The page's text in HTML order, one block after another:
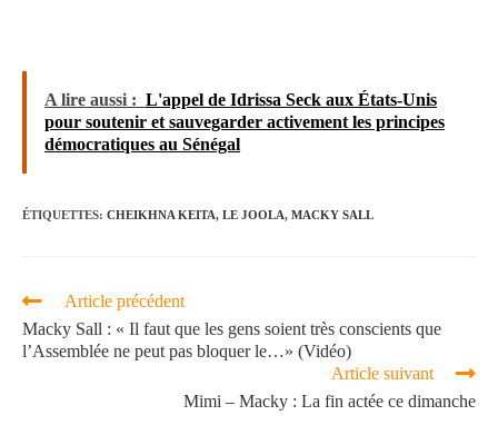
A lire aussi : L'appel de Idrissa Seck aux États-Unis
pour soutenir et sauvegarder activement les principes
démocratiques au Sénégal
ÉTIQUETTES: CHEIKHNA KEITA, LE JOOLA, MACKY SALL
Article précédent
Macky Sall : « Il faut que les gens soient très conscients que
l’Assemblée ne peut pas bloquer le…» (Vidéo)
Article suivant
Mimi – Macky : La fin actée ce dimanche